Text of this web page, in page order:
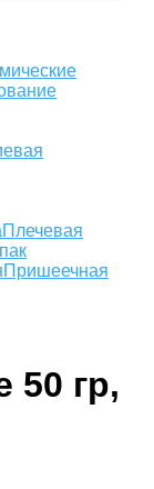
Плечевая
Пришеечная
50 гр,